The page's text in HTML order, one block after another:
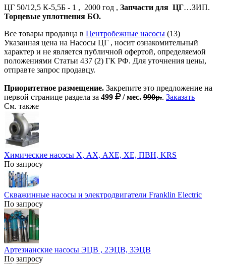
ЦГ 50/12,5 К-5,5Б - 1 , 2000 год , Запчасти для ЦГ…ЗИП.
Торцевые уплотнения БО.
Все товары продавца в Центробежные насосы (13)
Указанная цена на Насосы ЦГ , носит ознакомительный
характер и не является публичной офертой, определяемой
положениями Статьи 437 (2) ГК РФ. Для уточнения цены,
отправте запрос продавцу.
Приоритетное размещение. Закрепите это предложение на
первой странице раздела за 499 / мес. 990р.. Заказать
См. также
Химические насосы Х, АХ, АХЕ, ХЕ, ПВН, KRS
По запросу
Скважинные насосы и электродвигатели Franklin Electric
По запросу
Артезианские насосы ЭЦВ , 2ЭЦВ, 3ЭЦВ
По запросу